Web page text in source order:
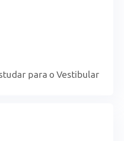
para o Vestibular